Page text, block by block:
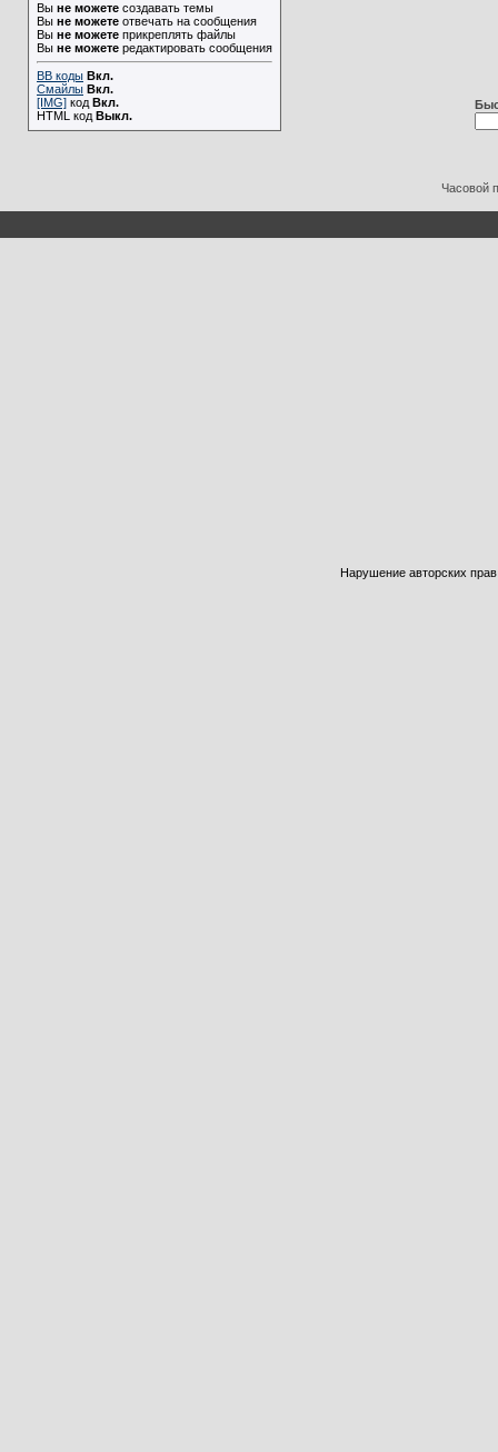
Вы не можете создавать темы
Вы не можете отвечать на сообщения
Вы не можете прикреплять файлы
Вы не можете редактировать сообщения
BB коды Вкл.
Смайлы Вкл.
[IMG] код Вкл.
HTML код Выкл.
Часовой
Нарушение авторских